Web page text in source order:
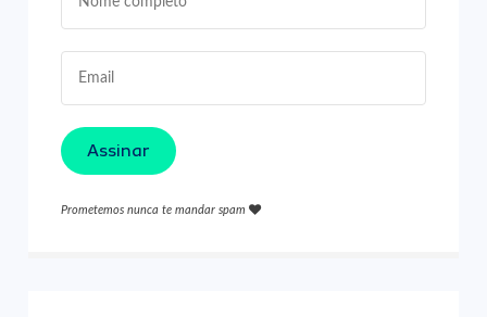
Assinar
Prometemos nunca te mandar spam